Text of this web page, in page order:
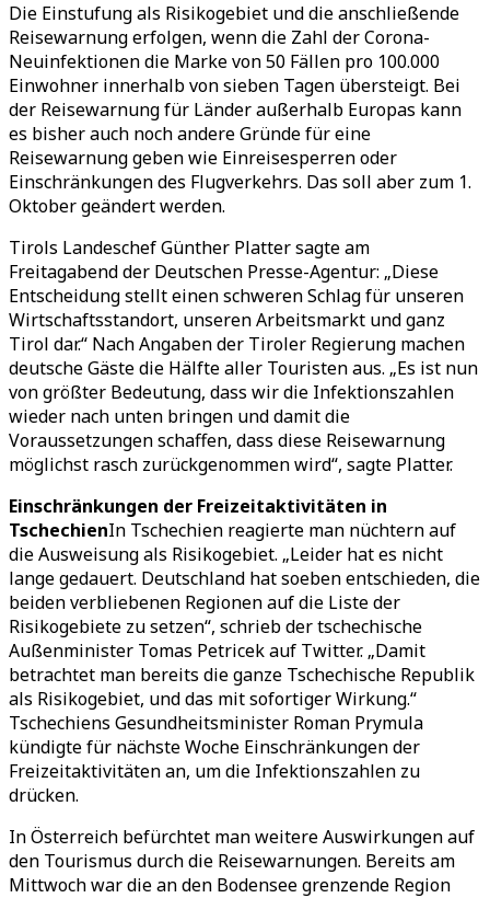
Die Einstufung als Risikogebiet und die anschließende
Reisewarnung erfolgen, wenn die Zahl der Corona-
Neuinfektionen die Marke von 50 Fällen pro 100.000
Einwohner innerhalb von sieben Tagen übersteigt. Bei
der Reisewarnung für Länder außerhalb Europas kann
es bisher auch noch andere Gründe für eine
Reisewarnung geben wie Einreisesperren oder
Einschränkungen des Flugverkehrs. Das soll aber zum 1.
Oktober geändert werden.
Tirols Landeschef Günther Platter sagte am
Freitagabend der Deutschen Presse-Agentur: „Diese
Entscheidung stellt einen schweren Schlag für unseren
Wirtschaftsstandort, unseren Arbeitsmarkt und ganz
Tirol dar.“ Nach Angaben der Tiroler Regierung machen
deutsche Gäste die Hälfte aller Touristen aus. „Es ist nun
von größter Bedeutung, dass wir die Infektionszahlen
wieder nach unten bringen und damit die
Voraussetzungen schaffen, dass diese Reisewarnung
möglichst rasch zurückgenommen wird“, sagte Platter.
Einschränkungen der Freizeitaktivitäten in
TschechienIn Tschechien reagierte man nüchtern auf
die Ausweisung als Risikogebiet. „Leider hat es nicht
lange gedauert. Deutschland hat soeben entschieden, die
beiden verbliebenen Regionen auf die Liste der
Risikogebiete zu setzen“, schrieb der tschechische
Außenminister Tomas Petricek auf Twitter. „Damit
betrachtet man bereits die ganze Tschechische Republik
als Risikogebiet, und das mit sofortiger Wirkung.“
Tschechiens Gesundheitsminister Roman Prymula
kündigte für nächste Woche Einschränkungen der
Freizeitaktivitäten an, um die Infektionszahlen zu
drücken.
In Österreich befürchtet man weitere Auswirkungen auf
den Tourismus durch die Reisewarnungen. Bereits am
Mittwoch war die an den Bodensee grenzende Region